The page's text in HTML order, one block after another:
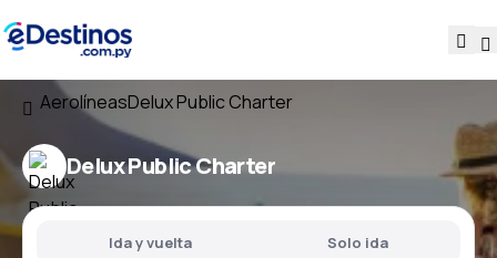
AerolíneasDelux Public Charter
Delux Public Charter
Ida y vuelta Solo ida